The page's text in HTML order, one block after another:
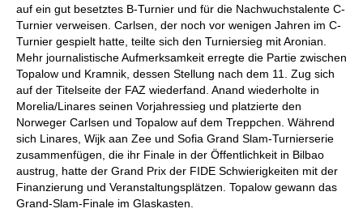
auf ein gut besetztes B-Turnier und für die Nachwuchstalente C-
Turnier verweisen. Carlsen, der noch vor wenigen Jahren im C-
Turnier gespielt hatte, teilte sich den Turniersieg mit Aronian.
Mehr journalistische Aufmerksamkeit erregte die Partie zwischen
Topalow und Kramnik, dessen Stellung nach dem 11. Zug sich
auf der Titelseite der FAZ wiederfand. Anand wiederholte in
Morelia/Linares seinen Vorjahressieg und platzierte den
Norweger Carlsen und Topalow auf dem Treppchen. Während
sich Linares, Wijk aan Zee und Sofia Grand Slam-Turnierserie
zusammenfügen, die ihr Finale in der Öffentlichkeit in Bilbao
austrug, hatte der Grand Prix der FIDE Schwierigkeiten mit der
Finanzierung und Veranstaltungsplätzen. Topalow gewann das
Grand-Slam-Finale im Glaskasten.